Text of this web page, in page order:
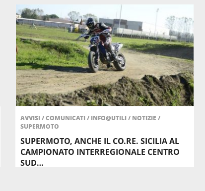
AVVISI/COMUNICATI/ INFO@UTILI/ NOTIZIE /
SUPERMOTO
SUPERMOTO, ANCHE IL CO.RE. SICILIA AL
CAMPIONATO INTERREGIONALE CENTRO
SUD…